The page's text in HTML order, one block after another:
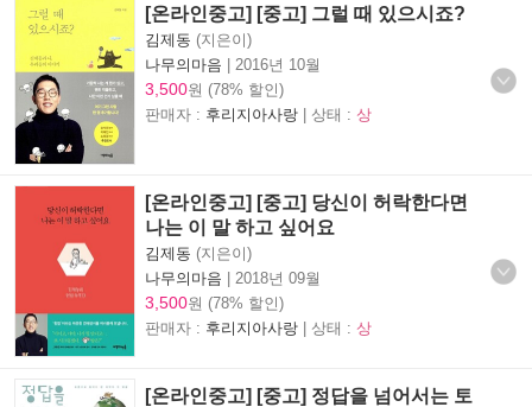
[온라인중고] [중고] 그럴 때 있으시죠?
김제동 (지은이)
나무의마음 | 2016년 10월
3,500원 (78% 할인)
판매자 : 후리지아사랑 | 상태 : 상
[온라인중고] [중고] 당신이 허락한다면
나는 이 말 하고 싶어요
김제동 (지은이)
나무의마음 | 2018년 09월
3,500원 (78% 할인)
판매자 : 후리지아사랑 | 상태 : 상
[온라인중고] [중고] 정답을 넘어서는 토